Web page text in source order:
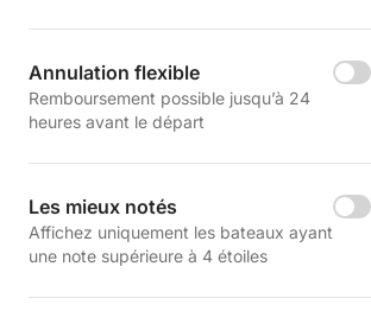
Annulation flexible
Remboursement possible jusqu’à 24
heures avant le départ
Les mieux notés
Affichez uniquement les bateaux ayant
une note supérieure à 4 étoiles